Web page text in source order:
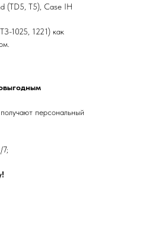
(TD5, T5), Case IH
1025, 1221) как
персональный
7;